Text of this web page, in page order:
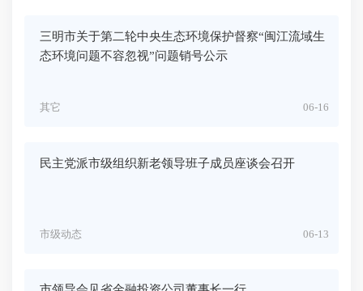
三明市关于第二轮中央生态环境保护督察“闽江流域生
态环境问题不容忽视”问题销号公示
06-16
其它
民主党派市级组织新老领导班子成员座谈会召开
06-13
市级动态